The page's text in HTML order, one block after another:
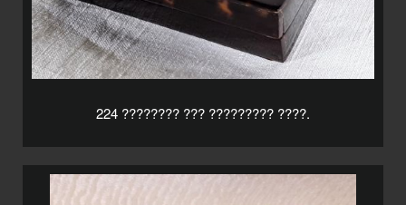
224 ???????? ??? ????????? ????.